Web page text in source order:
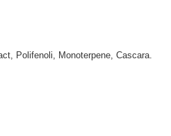
Polifenoli, Monoterpene, Cascara.